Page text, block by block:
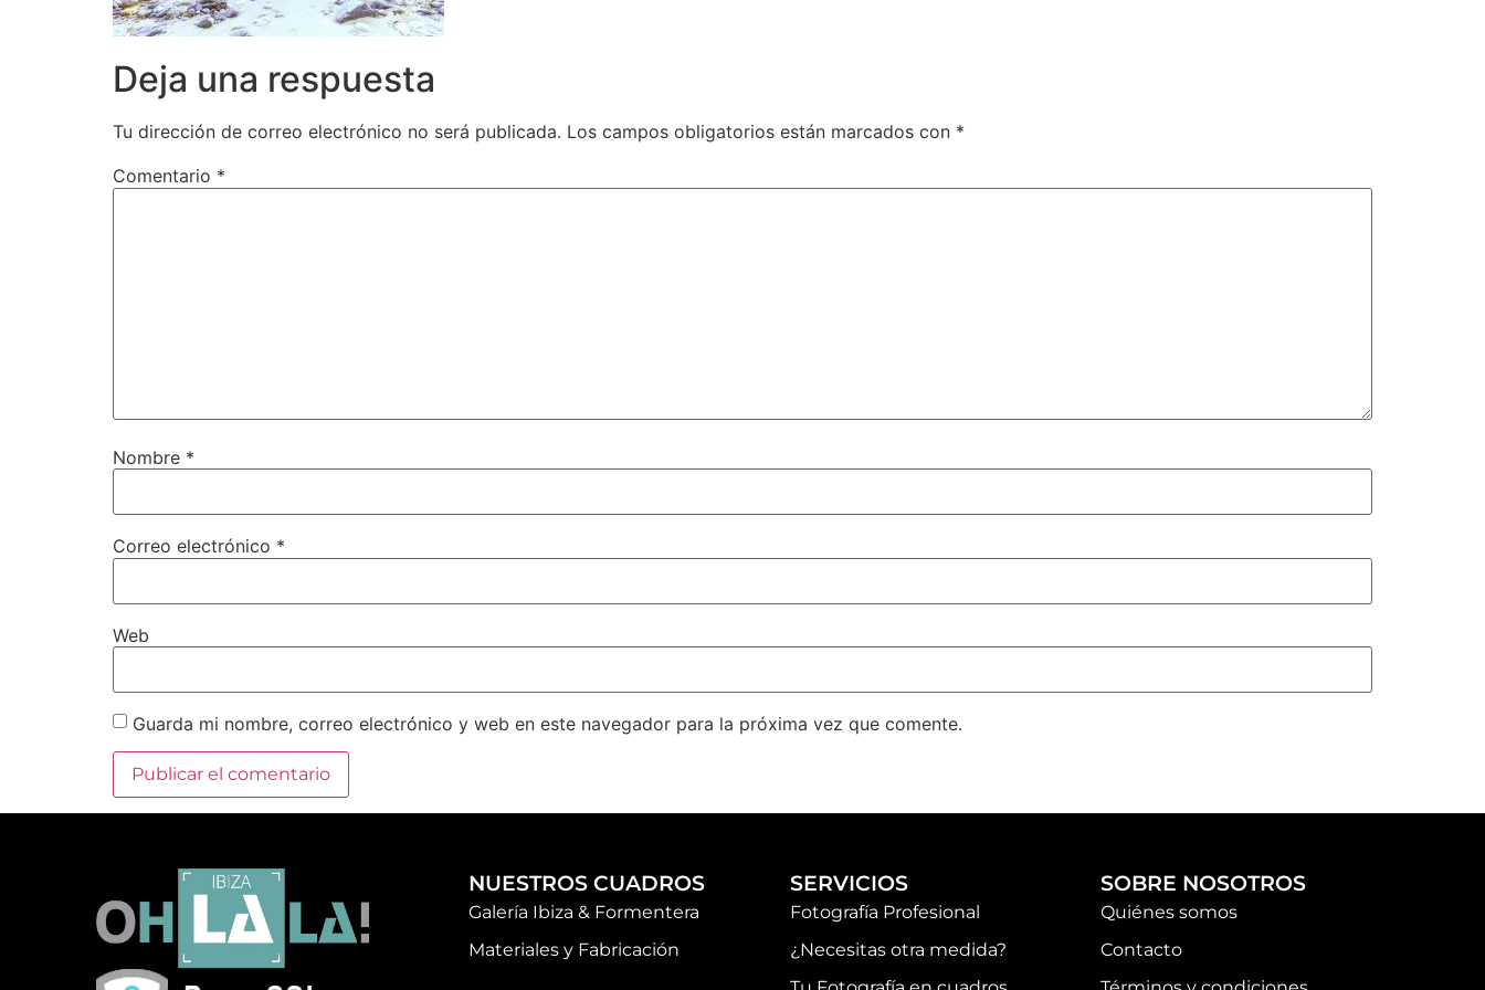
Deja una respuesta
Tu dirección de correo electrónico no será publicada. Los campos obligatorios están marcados con *
Comentario *
Nombre *
Correo electrónico *
Web
Guarda mi nombre, correo electrónico y web en este navegador para la próxima vez que comente.
NUESTROS CUADROS
Galería Ibiza & Formentera
Materiales y Fabricación
SERVICIOS
Fotografía Profesional
¿Necesitas otra medida?
SOBRE NOSOTROS
Quiénes somos
Contacto